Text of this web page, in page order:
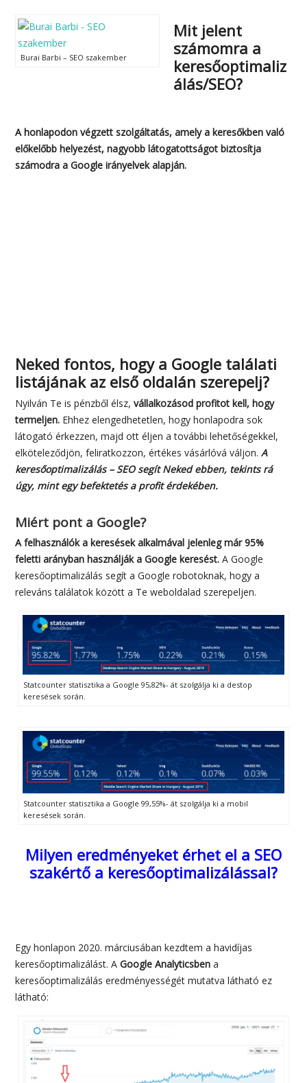
Burai Barbi – SEO szakember
Mit jelent
számomra a
keresőoptimaliz
álás/SEO?
A honlapodon végzett szolgáltatás, amely a keresőkben való
előkelőbb helyezést, nagyobb látogatottságot biztosítja
számodra a Google irányelvek alapján.
Neked fontos, hogy a Google találati
listájának az első oldalán szerepelj?
Nyilván Te is pénzből élsz, vállalkozásod profitot kell, hogy
termeljen. Ehhez elengedhetetlen, hogy honlapodra sok
látogató érkezzen, majd ott éljen a további lehetőségekkel,
elköteleződjön, feliratkozzon, értékes vásárlóvá váljon. A
keresőoptimalizálás – SEO segít Neked ebben, tekints rá
úgy, mint egy befektetés a profit érdekében.
Miért pont a Google?
A felhasználók a keresések alkalmával jelenleg már 95%
feletti arányban használják a Google keresést. A Google
keresőoptimalizálás segít a Google robotoknak, hogy a
releváns találatok között a Te weboldalad szerepeljen.
Statcounter statisztika a Google 95,82%- át szolgálja ki a destop
keresések során.
Statcounter statisztika a Google 99,55%- át szolgálja ki a mobil
keresések során.
Milyen eredményeket érhet el a SEO
szakértő a keresőoptimalizálással?
Egy honlapon 2020. márciusában kezdtem a havidíjas
keresőoptimalizálást. AGoogle Analyticsben a
keresőoptimalizálás eredményességét mutatva látható ez
látható: